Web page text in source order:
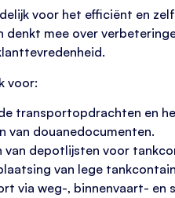
voor het efficiënt en
mee over
voor:
transportopdrachten en
van douanedocumenten.
van depotlijsten voor
van lege
via weg-, binnenvaart- en